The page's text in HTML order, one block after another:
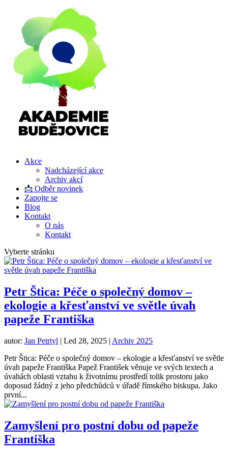
Akce
Nadcházející akce
Archiv akcí
📩 Odběr novinek
Zapojte se
Blog
Kontakt
O nás
Kontakt
Vyberte stránku
Petr Štica: Péče o společný domov –
ekologie a křesťanství ve světle úvah
papeže Františka
autor: Jan Petrtyl | Led 28, 2025 | Archiv 2025
Petr Štica: Péče o společný domov – ekologie a křesťanství ve světle
úvah papeže Františka Papež František věnuje ve svých textech a
úvahách oblasti vztahu k životnímu prostředí tolik prostoru jako
doposud žádný z jeho předchůdců v úřadě římského biskupa. Jako
první...
Zamyšlení pro postní dobu od papeže
Františka